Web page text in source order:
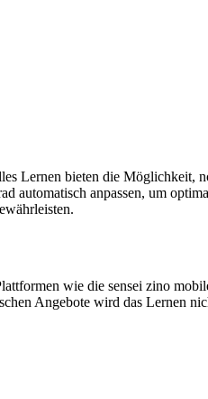
Lernen bieten die Möglichkeit,
anpassen, um
wie die sensei zino
Angebote wird das Lernen